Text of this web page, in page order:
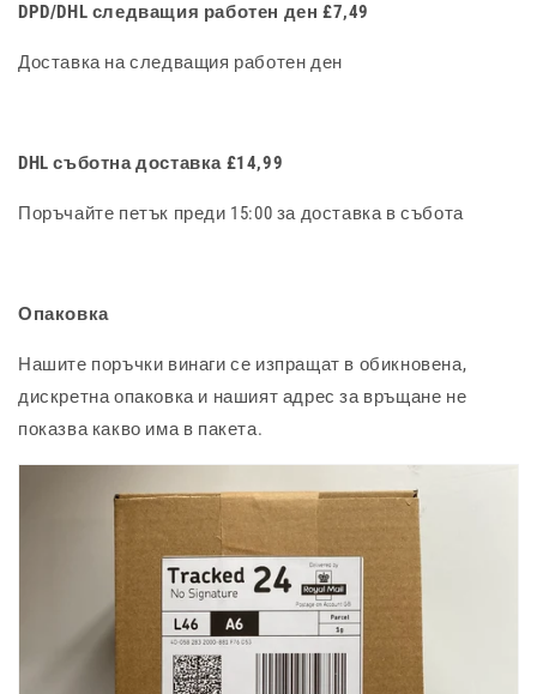
DPD/DHL следващия работен ден £7,49
Доставка на следващия работен ден
DHL съботна доставка £14,99
Поръчайте петък преди 15:00 за доставка в събота
Опаковка
Нашите поръчки винаги се изпращат в обикновена,
дискретна опаковка и нашият адрес за връщане не
показва какво има в пакета.